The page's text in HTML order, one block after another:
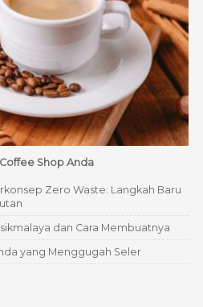
Shop Anda
Zero Waste: Langkah Baru
dan Cara Membuatnya
yang Menggugah Seler